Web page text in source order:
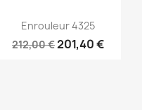
Aperçu rapide
Enrouleur 4325
212,00 €201,40 €